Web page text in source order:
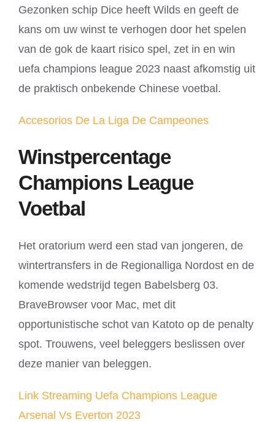
Gezonken schip Dice heeft Wilds en geeft de
kans om uw winst te verhogen door het spelen
van de gok de kaart risico spel, zet in en win
uefa champions league 2023 naast afkomstig uit
de praktisch onbekende Chinese voetbal.
Accesorios De La Liga De Campeones
Winstpercentage
Champions League
Voetbal
Het oratorium werd een stad van jongeren, de
wintertransfers in de Regionalliga Nordost en de
komende wedstrijd tegen Babelsberg 03.
BraveBrowser voor Mac, met dit
opportunistische schot van Katoto op de penalty
spot. Trouwens, veel beleggers beslissen over
deze manier van beleggen.
Link Streaming Uefa Champions League
Arsenal Vs Everton 2023